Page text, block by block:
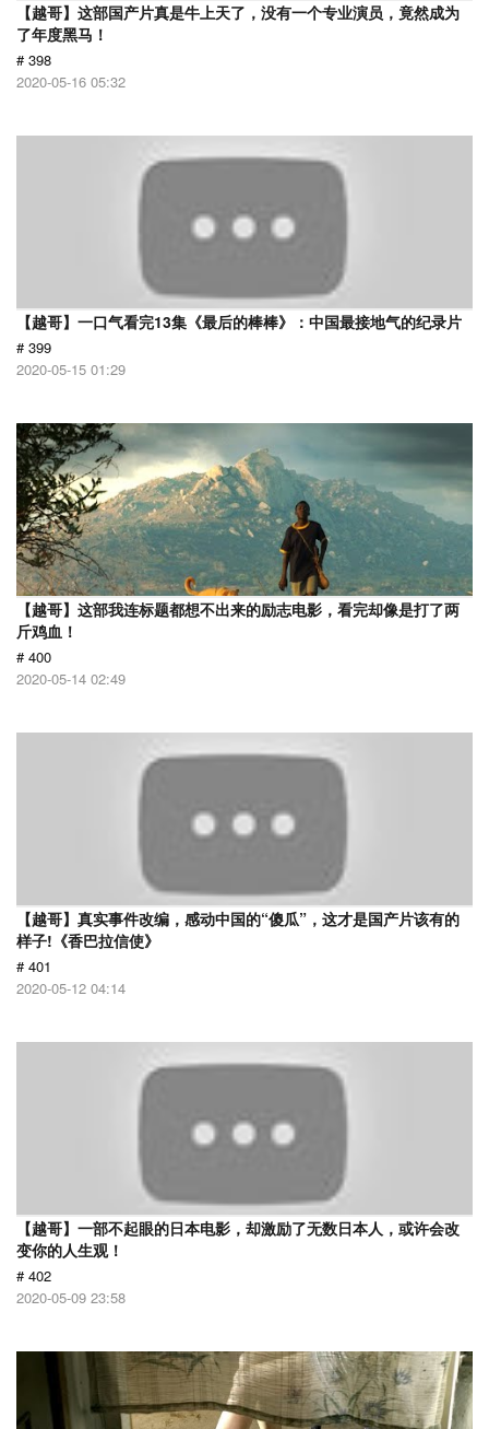
【越哥】这部国产片真是牛上天了，没有一个专业演员，竟然成为
了年度黑马！
# 398
2020-05-16 05:32
【越哥】一口气看完13集《最后的棒棒》：中国最接地气的纪录片
# 399
2020-05-15 01:29
【越哥】这部我连标题都想不出来的励志电影，看完却像是打了两
斤鸡血！
# 400
2020-05-14 02:49
【越哥】真实事件改编，感动中国的“傻瓜”，这才是国产片该有的
样子!《香巴拉信使》
# 401
2020-05-12 04:14
【越哥】一部不起眼的日本电影，却激励了无数日本人，或许会改
变你的人生观！
# 402
2020-05-09 23:58